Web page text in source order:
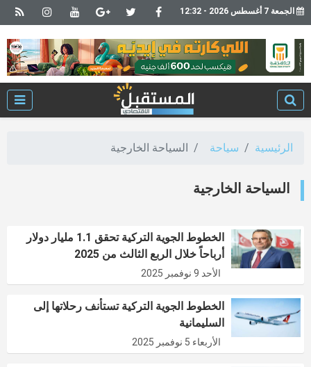
الجمعة 7 أغسطس 2026 - 12:32
الرئيسية سياحة السياحة الخارجية
السياحة الخارجية
الخطوط الجوية التركية تحقق 1.1 مليار دولار
أرباحاً خلال الربع الثالث من 2025
الأحد 9 نوفمبر 2025
الخطوط الجوية التركية تستأنف رحلاتها إلى
السليمانية
الأربعاء 5 نوفمبر 2025